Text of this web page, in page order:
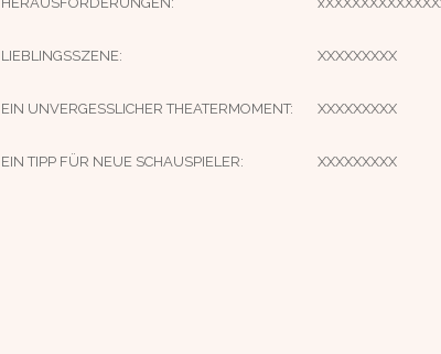
LIEBLINGSSZENE: XXXXXXXXX
EIN UNVERGESSLICHER THEATERMOMENT: XXXXXXXXX
EIN TIPP FÜR NEUE SCHAUSPIELER: XXXXXXXXX